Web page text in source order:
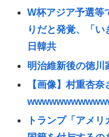
W杯アジア予選等
りだと発覚、「い
日韓共
明治維新後の徳川
【画像】村重杏
トランプ「アメ